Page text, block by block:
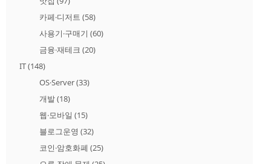
카페·디저트 (58)
사용기·구매기 (60)
금융·재테크 (20)
IT(148)
OS·Server(33)
개발(18)
웹·모바일 (15)
블로그운영 (32)
코인·암호화폐 (25)